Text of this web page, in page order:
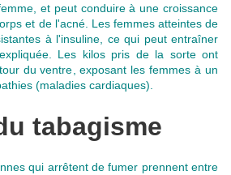
, et peut conduire à une croissance
et de l'acné. Les femmes atteintes de
à l'insuline, ce qui peut entraîner
Les kilos pris de la sorte ont
du ventre , exposant les femmes à un
(maladies cardiaques).
tabagisme
qui arrêtent de fumer prennent entre